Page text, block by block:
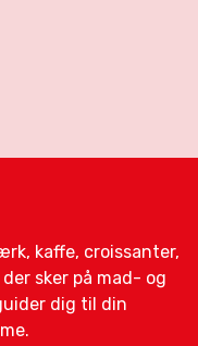
kaffe, croissanter,
sker på mad- og
dig til din